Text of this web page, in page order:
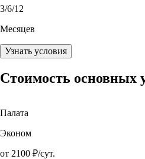
3/6/12
Месяцев
Узнать условия
Стоимость основных
Палата
Эконом
от 2100 ₽/сут.